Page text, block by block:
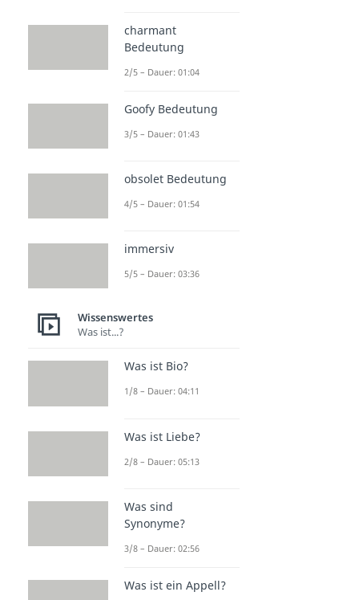
charmant
Bedeutung
2/5 – Dauer: 01:04
Goofy Bedeutung
3/5 – Dauer: 01:43
obsolet Bedeutung
4/5 – Dauer: 01:54
immersiv
5/5 – Dauer: 03:36
Wissenswertes
Was ist...?
Was ist Bio?
1/8 – Dauer: 04:11
Was ist Liebe?
2/8 – Dauer: 05:13
Was sind
Synonyme?
3/8 – Dauer: 02:56
Was ist ein Appell?